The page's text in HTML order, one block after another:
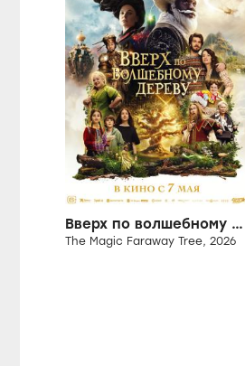
Вверх по волшебному дереву
The Magic Faraway Tree, 2026